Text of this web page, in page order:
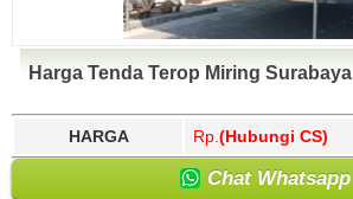
Harga Tenda Terop Miring Surabaya
HARGA Rp. (Hubungi CS)
Chat Whatsapp